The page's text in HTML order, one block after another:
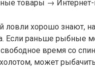
товары →
хорошо знают,
Если раньше рыбные
время со
может рыбачить